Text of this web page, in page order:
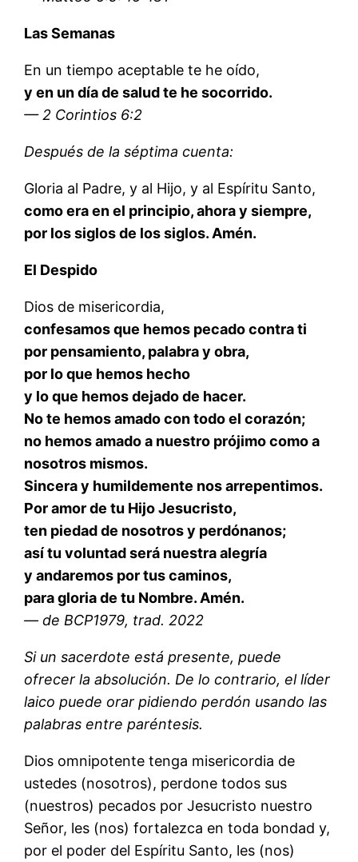
Las Semanas
En un tiempo aceptable te he oído,
y en un día de salud te he socorrido.
— 2 Corintios 6:2
Después de la séptima cuenta:
Gloria al Padre, y al Hijo, y al Espíritu Santo,
como era en el principio, ahora y siempre,
por los siglos de los siglos. Amén.
El Despido
Dios de misericordia,
confesamos que hemos pecado contra ti
por pensamiento, palabra y obra,
por lo que hemos hecho
y lo que hemos dejado de hacer.
No te hemos amado con todo el corazón;
no hemos amado a nuestro prójimo como a
nosotros mismos.
Sincera y humildemente nos arrepentimos.
Por amor de tu Hijo Jesucristo,
ten piedad de nosotros y perdónanos;
así tu voluntad será nuestra alegría
y andaremos por tus caminos,
para gloria de tu Nombre. Amén.
— de BCP1979, trad. 2022
Si un sacerdote está presente, puede
ofrecer la absolución. De lo contrario, el líder
laico puede orar pidiendo perdón usando las
palabras entre paréntesis.
Dios omnipotente tenga misericordia de
ustedes (nosotros), perdone todos sus
(nuestros) pecados por Jesucristo nuestro
Señor, les (nos) fortalezca en toda bondad y,
por el poder del Espíritu Santo, les (nos)